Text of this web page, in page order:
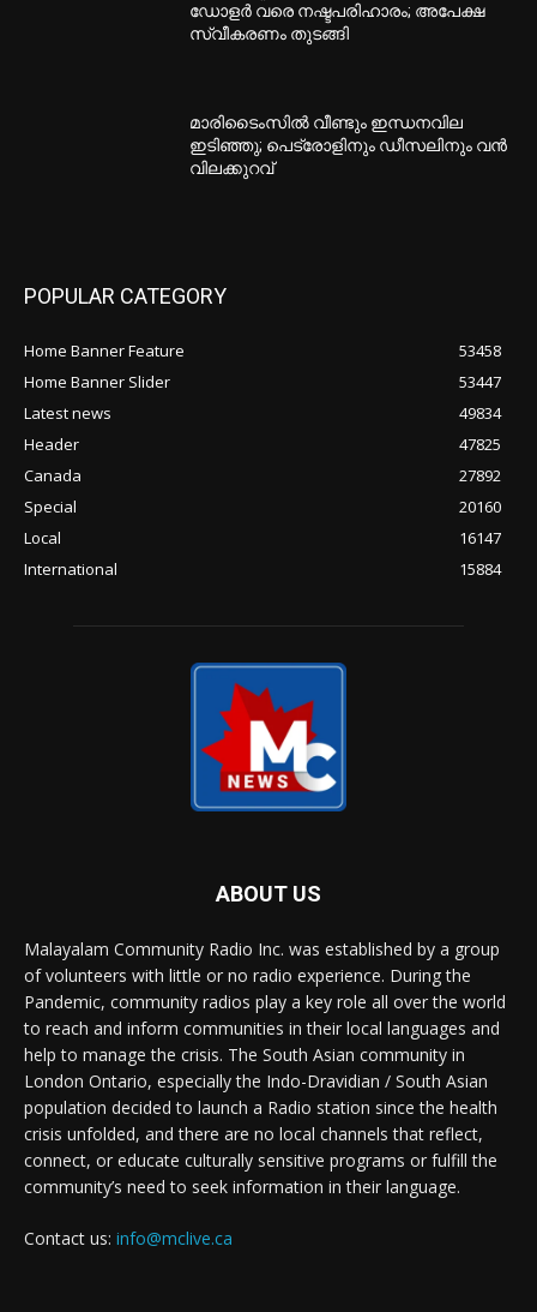
ഡോളർ വരെ നഷ്ടപരിഹാരം; അപേക്ഷ
സ്വീകരണം തുടങ്ങി
മാരിടൈംസിൽ വീണ്ടും ഇന്ധനവില
ഇടിഞ്ഞു; പെട്രോളിനും ഡീസലിനും വൻ
വിലക്കുറവ്
POPULAR CATEGORY
Home Banner Feature
53458
Home Banner Slider
53447
Latest news
49834
Header
47825
Canada
27892
Special
20160
Local
16147
International
15884
ABOUT US
Malayalam Community Radio Inc. was established by a group
of volunteers with little or no radio experience. During the
Pandemic, community radios play a key role all over the world
to reach and inform communities in their local languages and
help to manage the crisis. The South Asian community in
London Ontario, especially the Indo-Dravidian / South Asian
population decided to launch a Radio station since the health
crisis unfolded, and there are no local channels that reflect,
connect, or educate culturally sensitive programs or fulfill the
community’s need to seek information in their language.
Contact us: info@mclive.ca